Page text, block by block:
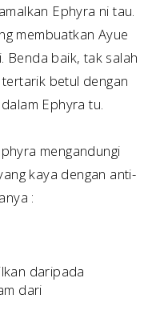
Ephyra ni tau.
membuatkan Ayue
Benda baik, tak salah
betul dengan
Ephyra tu.
mengandungi
kaya dengan anti-
:
daripada
dari